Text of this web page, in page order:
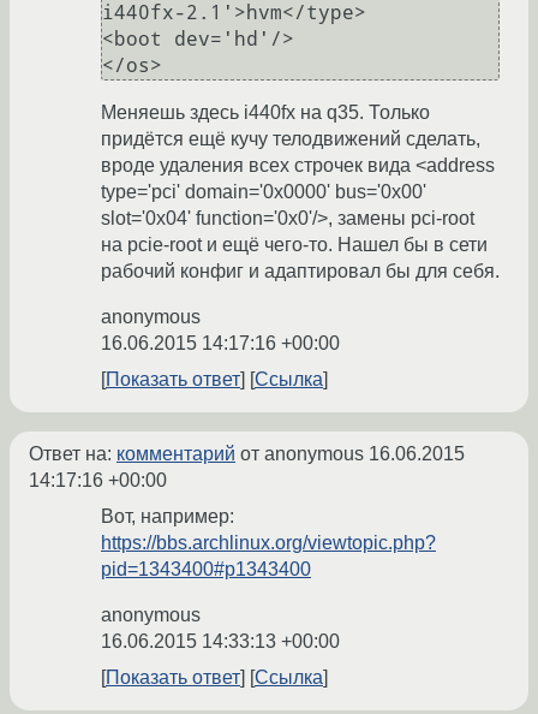
i440fx-2.1'>hvm</type>
<boot dev='hd'/>
Меняешь здесь i440fx на q35. Только
придётся ещё кучу телодвижений сделать,
вроде удаления всех строчек вида <address
type='pci' domain='0x0000' bus='0x00'
slot='0x04' function='0x0'/>, замены pci-root
на pcie-root и ещё чего-то. Нашел бы в сети
рабочий конфиг и адаптировал бы для себя.
anonymous
16.06.2015 14:17:16 +00:00
Показать ответ
Ссылка
Ответ на: комментарий от anonymous 16.06.2015
14:17:16 +00:00
Вот, например:
https://bbs.archlinux.org/viewtopic.php?
pid=1343400#p1343400
anonymous
16.06.2015 14:33:13 +00:00
Показать ответ
Ссылка